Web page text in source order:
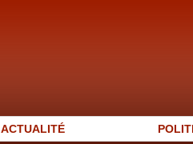
ACTUALITÉ